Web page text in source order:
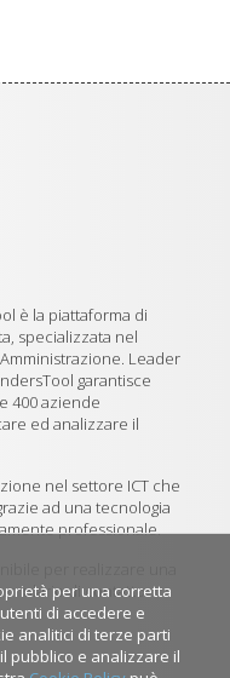
per una corretta
di accedere e
analitici di terze parti
pubblico e analizzare il
è la piattaforma di
specializzata nel
Leader
garantisce
400 aziende
ed analizzare il
nel settore ICT che
ad una tecnologia
professionale.
per realizzare una
di contatto.